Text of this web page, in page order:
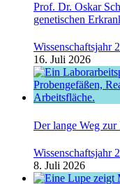
Prof. Dr. Oskar
genetischen
Wissenschaftsjahr
16. Juli 2026
Der lange Weg
Wissenschaftsjahr
8. Juli 2026